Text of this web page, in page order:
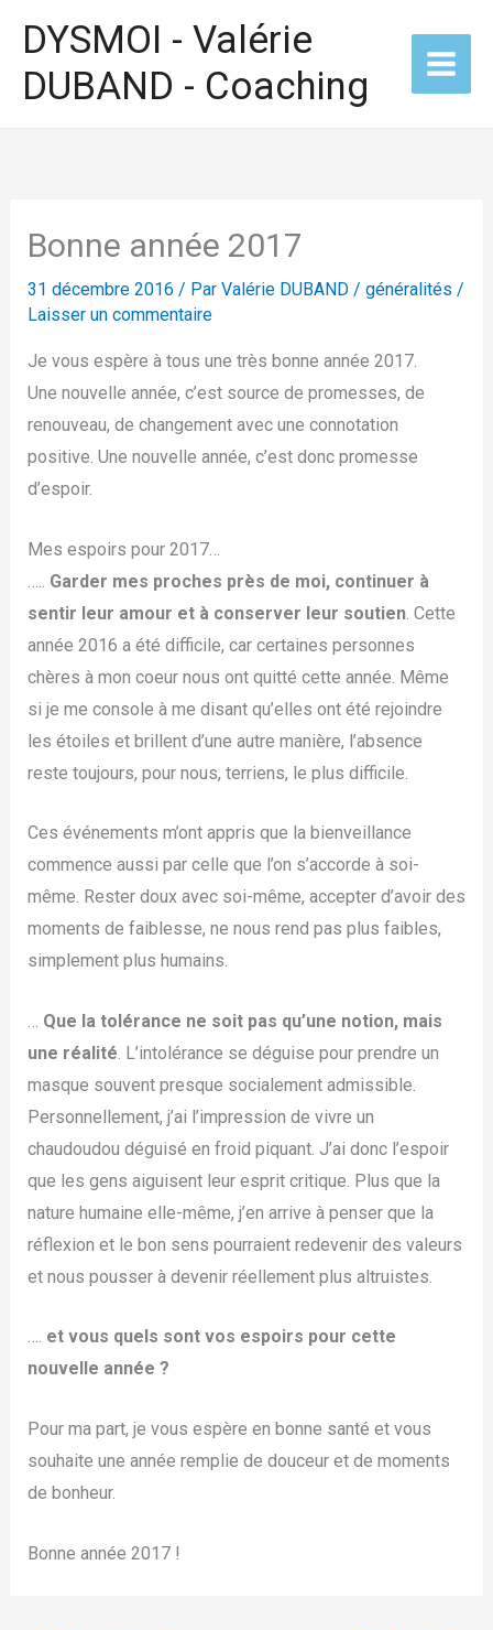
contenu
DYSMOI - Valérie
DUBAND - Coaching
Bonne année 2017
31 décembre 2016 / Par Valérie DUBAND / généralités /
Laisser un commentaire
Je vous espère à tous une très bonne année 2017.
Une nouvelle année, c’est source de promesses, de
renouveau, de changement avec une connotation
positive. Une nouvelle année, c’est donc promesse
d’espoir.
Mes espoirs pour 2017…
Garder mes proches près de moi, continuer à
sentir leur amour et à conserver leur soutien. Cette
année 2016 a été difficile, car certaines personnes
chères à mon coeur nous ont quitté cette année. Même
si je me console à me disant qu’elles ont été rejoindre
les étoiles et brillent d’une autre manière, l’absence
reste toujours, pour nous, terriens, le plus difficile.
Ces événements m’ont appris que la bienveillance
commence aussi par celle que l’on s’accorde à soi-
même. Rester doux avec soi-même, accepter d’avoir des
moments de faiblesse, ne nous rend pas plus faibles,
simplement plus humains.
Que la tolérance ne soit pas qu’une notion, mais
une réalité . L’intolérance se déguise pour prendre un
masque souvent presque socialement admissible.
Personnellement, j’ai l’impression de vivre un
chaudoudou déguisé en froid piquant. J’ai donc l’espoir
que les gens aiguisent leur esprit critique. Plus que la
nature humaine elle-même, j’en arrive à penser que la
réflexion et le bon sens pourraient redevenir des valeurs
et nous pousser à devenir réellement plus altruistes.
…. et vous quels sont vos espoirs pour cette
nouvelle année ?
Pour ma part, je vous espère en bonne santé et vous
souhaite une année remplie de douceur et de moments
de bonheur.
Bonne année 2017 !